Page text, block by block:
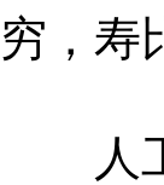
穷，寿
人工